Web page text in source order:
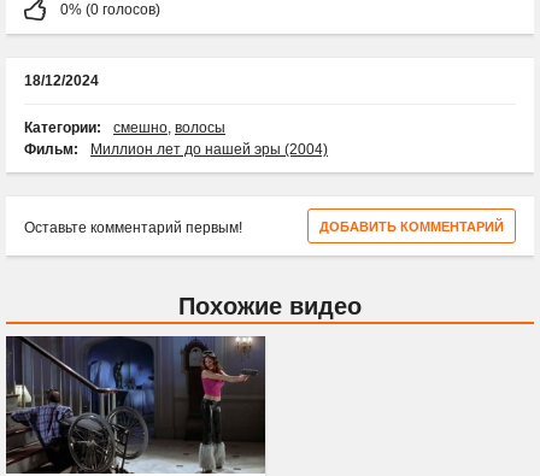
0% (0 голосов)
18/12/2024
Категории: смешно волосы
Фильм:
Миллион лет до нашей эры (2004)
ДОБАВИТЬ КОММЕНТАРИЙ
Оставьте комментарий первым!
Похожие видео